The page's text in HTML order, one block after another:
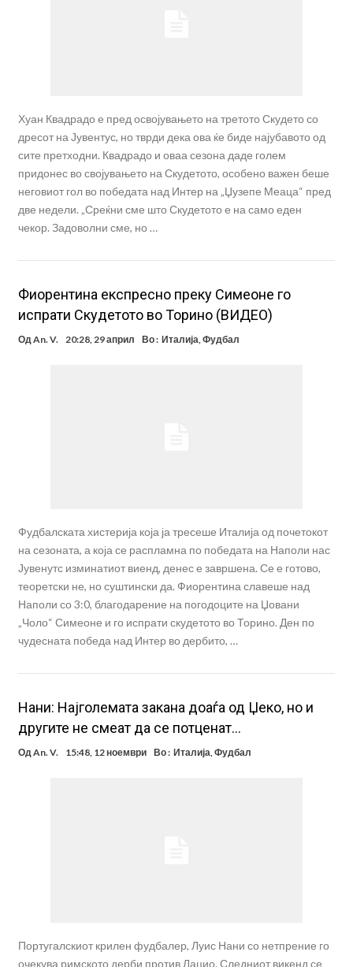
Хуан Квадрадо е пред освојувањето на третото Скудето со
дресот на Јувентус, но тврди дека ова ќе биде најубавото од
сите претходни. Квадрадо и оваа сезона даде голем
придонес во својувањето на Скудетото, особено важен беше
неговиот гол во победата над Интер на „Џузепе Меаца“ пред
две недели. „Среќни сме што Скудетото е на само еден
чекор. Задоволни сме, но …
Фиорентина експресно преку Симеоне го
испрати Скудетото во Торино (ВИДЕО)
ОдAn. V. 20:28, 29 април Во : Италија,Фудбал
Фудбалската хистерија која ја тресеше Италија од почетокот
на сезоната, а која се распламна по победата на Наполи нас
Јувенутс изминатиот виенд, денес е завршена. Се е готово,
теоретски не, но суштински да. Фиорентина славеше над
Наполи со 3:0, благодарение на погодоците на Џовани
„Чоло“ Симеоне и го испрати скудетото во Торино. Ден по
чудесната победа над Интер во дербито, …
Нани: Најголемата закана доаѓа од Џеко, но и
другите не смеат да се потценат…
ОдAn. V. 15:48, 12 ноември Во : Италија,Фудбал
Португалскиот крилен фудбалер, Луис Нани со нетпрение го
очекува римското дерби против Лацио. Следниот викенд се